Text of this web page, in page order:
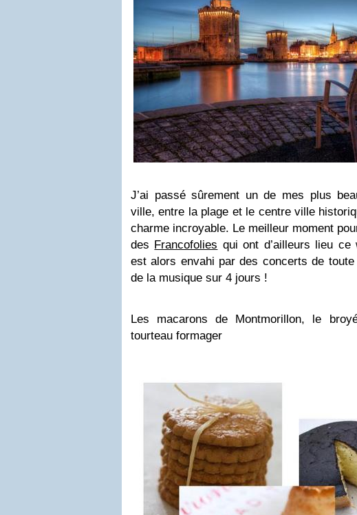
J’ai passé sûrement un de mes plus
ville, entre la plage et le centre ville
charme incroyable. Le meilleur moment
des Francofolies qui ont d’ailleurs lieu ce
est alors envahi par des concerts de
de la musique sur 4 jours !
Les macarons de Montmorillon, le
tourteau formager